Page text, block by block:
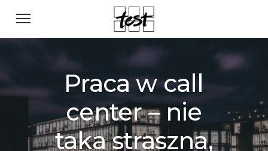
Praca w call
center – nie
taka straszna,